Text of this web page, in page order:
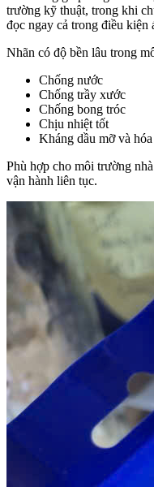
trường kỹ thuật, trong khi
đọc ngay cả trong điều kiện
Nhãn có độ bền lâu trong
Chống nước
Chống trầy xước
Chống bong tróc
Chịu nhiệt tốt
Kháng dầu mỡ và
Phù hợp cho môi trường
vận hành liên tục.